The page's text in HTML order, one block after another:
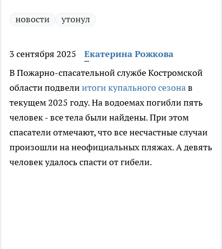
новости утонул
3 сентября 2025
Екатерина Рожкова
В Пожарно-спасательной службе Костромской
области подвелиитоги купального сезонав
текущем 2025 году. На водоемах погибли пять
человек - все тела были найдены. При этом
спасатели отмечают, что все несчастные случаи
произошли на неофициальных пляжах. А девять
человек удалось спасти от гибели.